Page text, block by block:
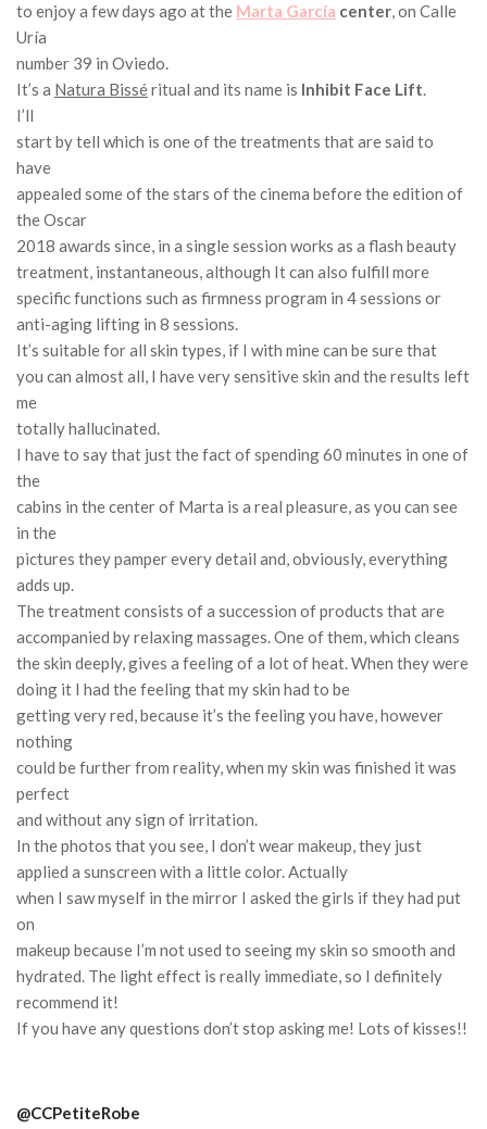
to enjoy a few days ago at the Marta García center, on Calle
Uría
number 39 in Oviedo.
It’s a Natura Bisséritual and its name is Inhibit Face Lift.
I’ll
start by tell which is one of the treatments that are said to
have
appealed some of the stars of the cinema before the edition of
the Oscar
2018 awards since, in a single session works as a flash beauty
treatment, instantaneous, although It can also fulfill more
specific functions such as firmness program in 4 sessions or
anti-aging lifting in 8 sessions.
It’s suitable for all skin types, if I with mine can be sure that
you can almost all, I have very sensitive skin and the results left
me
totally hallucinated.
I have to say that just the fact of spending 60 minutes in one of
the
cabins in the center of Marta is a real pleasure, as you can see
in the
pictures they pamper every detail and, obviously, everything
adds up.
The treatment consists of a succession of products that are
accompanied by relaxing massages.One of them, which cleans
the skin deeply, gives a feeling of a lot of heat.When they were
doing it I had the feeling that my skin had to be
getting very red, because it’s the feeling you have, however
nothing
could be further from reality, when my skin was finished it was
perfect
and without any sign of irritation.
In the photos that you see, I don’t wear makeup, they just
applied a sunscreen with a little color.Actually
when I saw myself in the mirror I asked the girls if they had put
on
makeup because I’m not used to seeing my skin so smooth and
hydrated. The light effect is really immediate, so I definitely
recommend it!
If you have any questions don’t stop asking me! Lots of kisses!!
@CCPetiteRobe